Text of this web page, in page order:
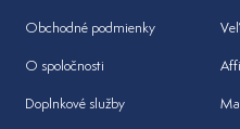
Obchodné podmienky
O spoločnosti
Doplnkové služby